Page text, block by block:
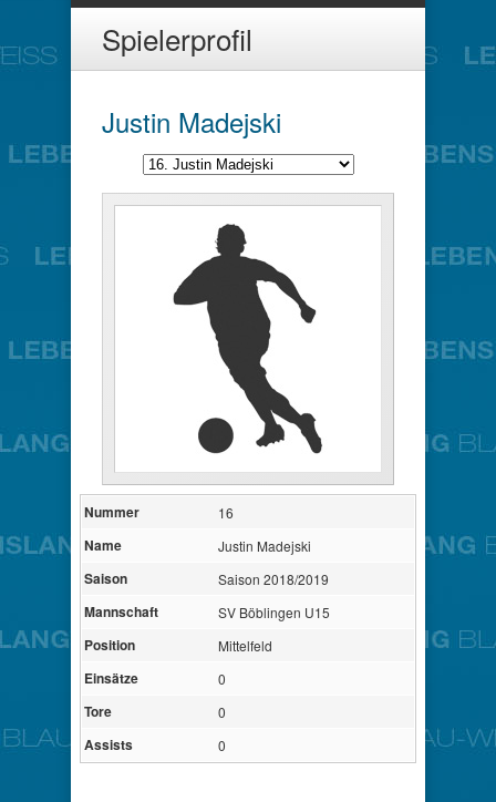
Spielerprofil
Justin Madejski
Nummer 16
Name Justin Madejski
Saison Saison 2018/2019
Mannschaft SV Böblingen U15
Position Mittelfeld
Einsätze 0
Tore 0
Assists 0